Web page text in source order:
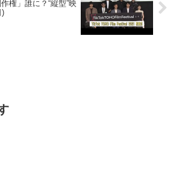
権」誰に？“縦型”映
)